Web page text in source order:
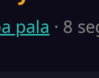
pala · 8